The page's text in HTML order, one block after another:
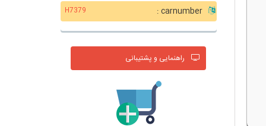
carnumber :
H7379
راهنمایی و پشتیبانی